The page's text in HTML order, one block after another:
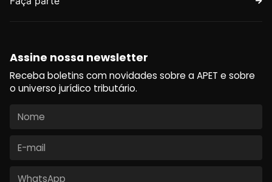
Assine nossa newsletter
Receba boletins com novidades sobre a APET e sobre
o universo jurídico tributário.